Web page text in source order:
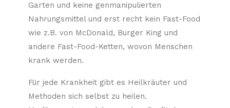
Garten und keine genmanipulierten
Nahrungsmittel und erst recht kein Fast-Food
wie z.B. von McDonald, Burger King und
andere Fast-Food-Ketten, wovon Menschen
krank werden.
Für jede Krankheit gibt es Heilkräuter und
Methoden sich selbst zu heilen.